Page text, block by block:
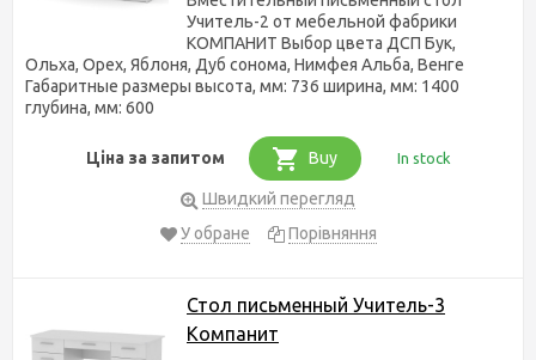
Учитель-2 от мебельной фабрики
КОМПАНИТ Выбор цвета ДСП Бук,
Ольха, Орех, Яблоня, Дуб сонома, Нимфея Альба, Венге
Габаритные размеры высота, мм: 736 ширина, мм: 1400
глубина, мм: 600
Ціна за запитом Buy In stock
Швидкий перегляд
У обране
Порівняння
Стол письменный Учитель-3
Компанит